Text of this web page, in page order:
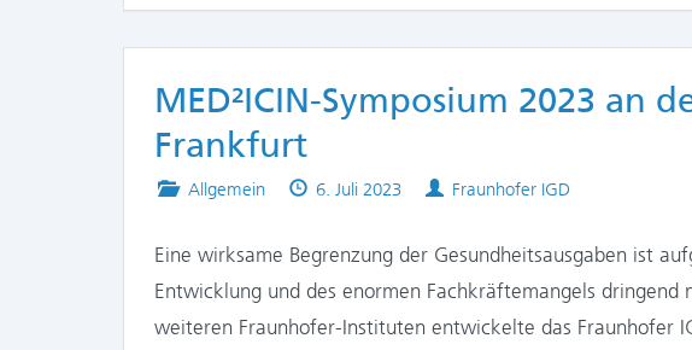
MED²ICIN-Symposium 2023 an
Frankfurt
Posted
Allgemein
Published
6. Juli 2023 Authors
Fraunhofer IGD
Eine wirksame Begrenzung der Gesundheitsausgaben ist
Entwicklung und des enormen Fachkräftemangels dringend
weiteren Fraunhofer-Instituten entwickelte das Fraunhofer